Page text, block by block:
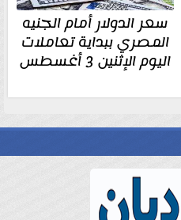
سعر الدولار أمام الجنيه
المصري ببداية تعاملات
اليوم الإثنين 3 أغسطس